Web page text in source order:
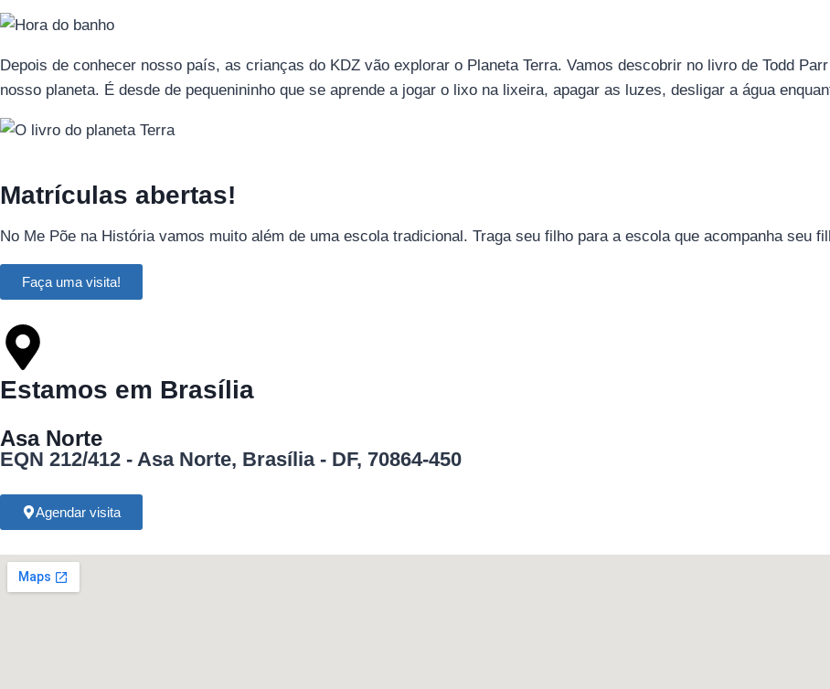
Depois de conhecer nosso país, as crianças do KDZ vão explorar o Planeta Terra. Vamos descobrir no livro de Todd
nosso planeta. É desde de pequenininho que se aprende a jogar o lixo na lixeira, apagar as luzes, desligar a água
Matrículas abertas!
No Me Põe na História vamos muito além de uma escola tradicional. Traga seu filho para a escola que acompanha seu
Faça uma visita!
Estamos em Brasília
Asa Norte
EQN 212/412 - Asa Norte, Brasília - DF, 70864-450
Agendar visita